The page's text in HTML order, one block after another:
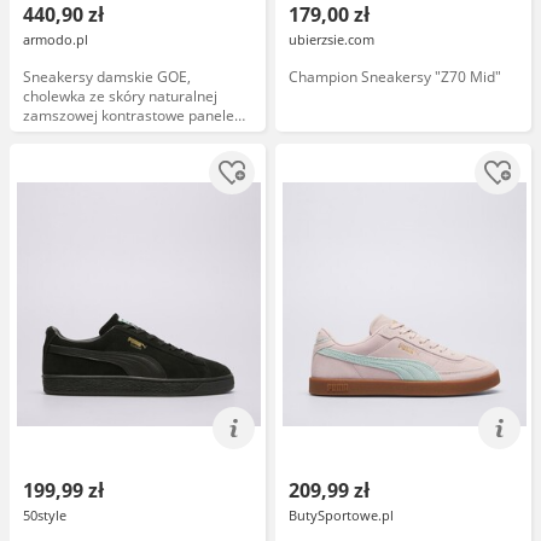
440,90 zł
armodo.pl
Sneakersy damskie GOE,
cholewka ze skóry naturalnej
zamszowej kontrastowe panele
wiązanie klasyczne, fioletowe,
179,00 zł
ubierzsie.com
Champion Sneakersy "Z70 Mid"
199,99 zł
50style
209,99 zł
ButySportowe.pl